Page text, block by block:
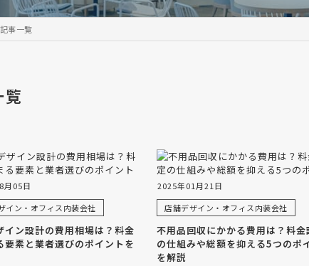
事一覧
月05日
イン・オフィス内装会社
イン設計の費用相場は？料金
要素と業者選びのポイントを
2025年01月21日
店舗デザイン・オフィス内装会社
不用品回収にかかる費用は？料金
の仕組みや総額を抑える5つのポ
を解説